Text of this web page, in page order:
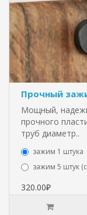
Прочный
Мощный,
прочного
труб диаметр..
зажим 1 штука
зажим 5 штук
320.00₽